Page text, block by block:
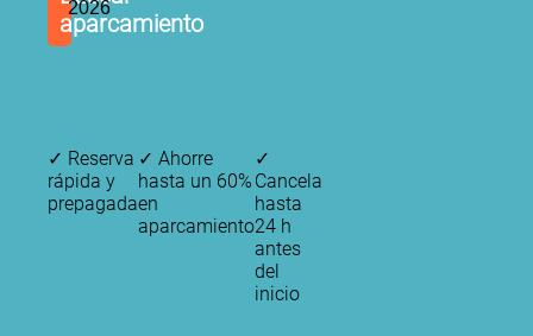
2026
aparcamiento
✓ Reserva
rápida y
prepagada
✓ Ahorre
hasta un 60%
en
aparcamiento
✓
Cancela
hasta
24 h
antes
del
inicio